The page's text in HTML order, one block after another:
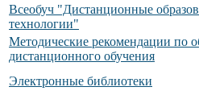
Всеобуч "Дистанционные
технологии"
Методические рекомендации по
дистанционного обучения
Электронные библиотеки